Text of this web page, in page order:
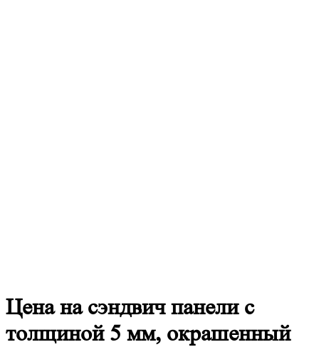
Ценана сэндвич панели с
толщиной 5 мм, окрашенный